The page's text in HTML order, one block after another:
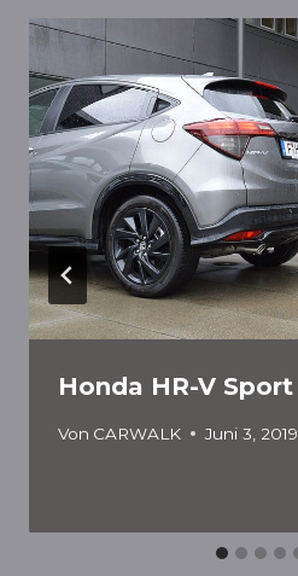
Honda HR-V Sport
Von CARWALK Juni 3, 2019